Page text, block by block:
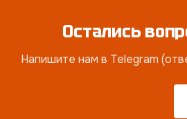
Остались
Напишите нам в Telegram